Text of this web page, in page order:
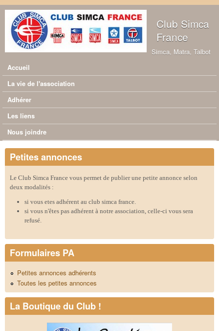
Aller au contenu principal
Club Simca
France
Simca, Matra, Talbot
Menu principal
Accueil
La vie de l'association
Adhérer
Les liens
Nous joindre
Petites annonces
Le Club Simca France vous permet de publier une petite annonce selon
deux modalités :
si vous etes adhérent au club simca france.
si vous n'êtes pas adhérent à notre association, celle-ci vous sera
refusé.
Formulaires PA
Petites annonces adhérents
Toutes les petites annonces
La Boutique du Club !